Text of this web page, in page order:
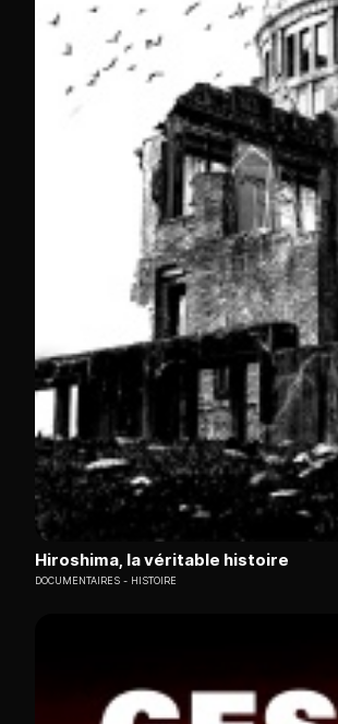
Hiroshima, la véritable histoire
DOCUMENTAIRES HISTOIRE